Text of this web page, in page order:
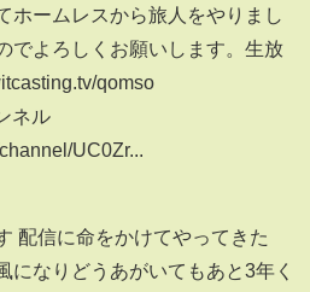
ホームレスから旅人をやりまし
でよろしくお願いします。生放
qomso
ネル
UC0Zr...
配信に命をかけてやってきた
になりどうあがいてもあと3年く